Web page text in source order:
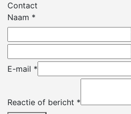
Contact
Naam *
E-mail *
Reactie of bericht *